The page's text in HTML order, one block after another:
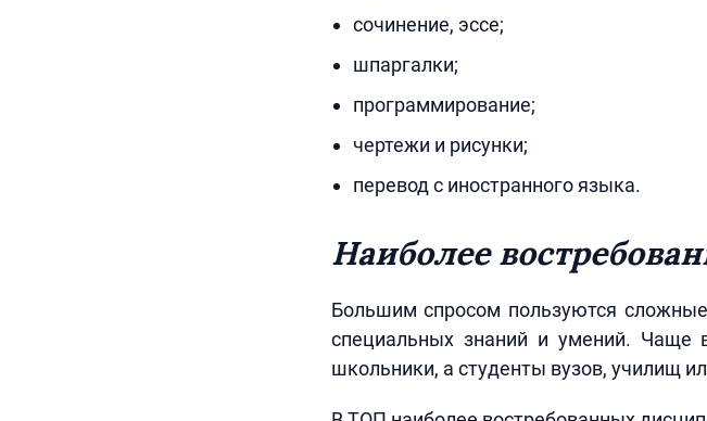
сочинение, эссе;
шпаргалки;
программирование;
чертежи и рисунки;
перевод с иностранного языка.
Наиболее
Большим спросом пользуются
специальных знаний и умений. Чаще
школьники, а студенты вузов, училищ